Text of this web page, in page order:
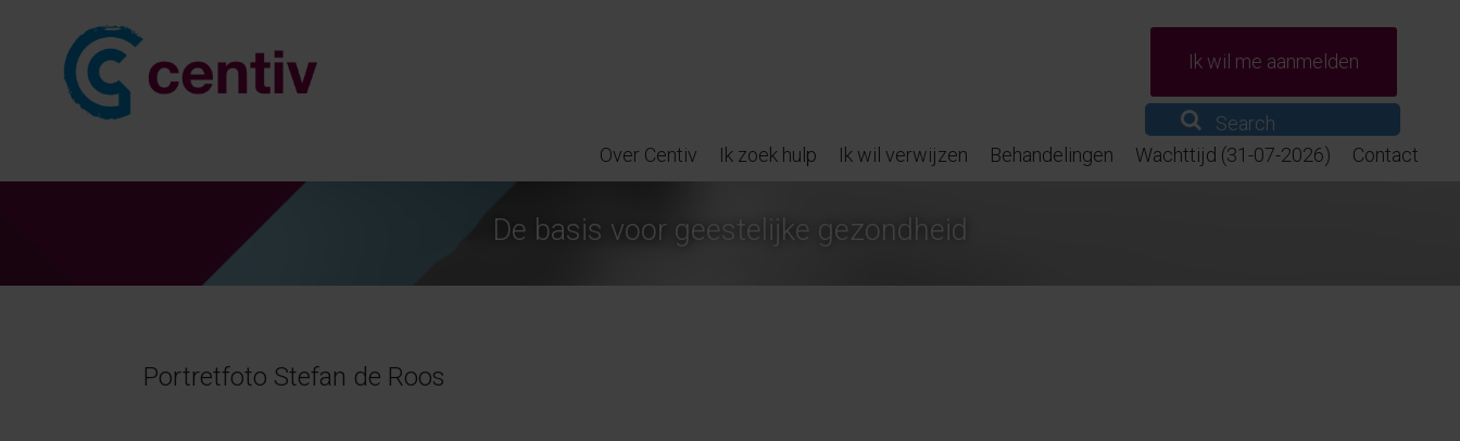
Ik wil me aanmelden
Over Centiv Ik zoek hulp Ik wil verwijzen Behandelingen Wachttijd (31-07-2026) Contact
De basis voor geestelijke gezondheid
Portretfoto Stefan de Roos